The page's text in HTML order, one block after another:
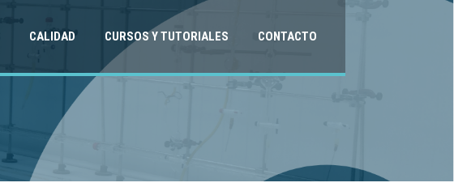
CALIDAD CURSOS Y TUTORIALES CONTACTO